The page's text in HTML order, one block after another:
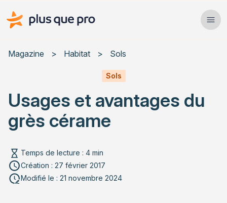
Plus que pro Mag'
Services
Actualités
Rechercher un article
Magazine > Habitat > Sols
Sols
Usages et avantages du
grès cérame
Temps de lecture : 4 min
Création : 27 février 2017
Modifié le : 21 novembre 2024